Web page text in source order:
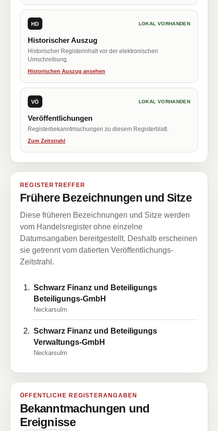
HD LOKAL VORHANDEN
Historischer Auszug
Historischer Registerinhalt vor der elektronischen
Umschreibung.
Historischen Auszug ansehen
VÖ LOKAL VORHANDEN
Veröffentlichungen
Registerbekanntmachungen zu diesem Registerblatt.
Zum Zeitstrahl
REGISTERTREFFER
Frühere Bezeichnungen und Sitze
Diese früheren Bezeichnungen und Sitze werden
vom Handelsregister ohne einzelne
Datumsangaben bereitgestellt. Deshalb erscheinen
sie getrennt vom datierten Veröffentlichungs-
Zeitstrahl.
Schwarz Finanz und Beteiligungs
Beteiligungs-GmbH
Neckarsulm
Schwarz Finanz und Beteiligungs
Verwaltungs-GmbH
Neckarsulm
ÖFFENTLICHE REGISTERANGABEN
Bekanntmachungen und
Ereignisse